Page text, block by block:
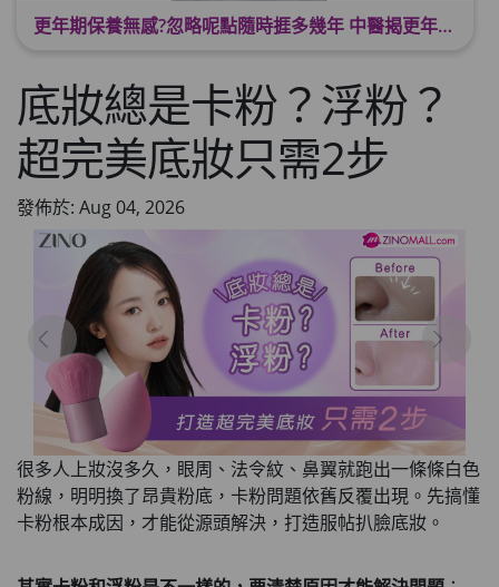
更年期保養無感?忽略呢點隨時捱多幾年 中醫揭更年保養關鍵 輕鬆舒適渡過更年期
底妝總是卡粉？浮粉？
超完美底妝只需2步
發佈於: Aug 04, 2026
很多人上妝沒多久，眼周、法令紋、鼻翼就跑出一條條白色
粉線，明明換了昂貴粉底，卡粉問題依舊反覆出現。先搞懂
卡粉根本成因，才能從源頭解決，打造服帖扒臉底妝。